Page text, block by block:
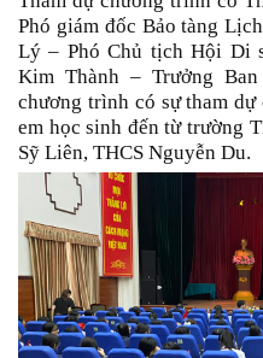
Phó giám đốc Bảo tàng
Lý – Phó Chủ tịch Hội Di
Kim Thành – Trưởng
chương trình có sự tham
em học sinh đến từ trường
Sỹ Liên, THCS Nguyễn Du.